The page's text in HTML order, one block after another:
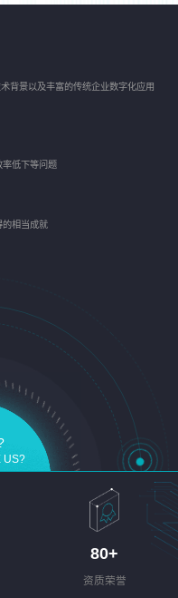
背景以及丰富的传统企业数字化应用
率低下等问题
的相当成就
US?
80+
资质荣誉